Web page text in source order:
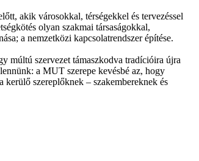
akik városokkal, térségekkel és tervezéssel
olyan szakmai társaságokkal,
a nemzetközi kapcsolatrendszer építése.
múltú szervezet támaszkodva tradícióira újra
a MUT szerepe kevésbé az, hogy
szereplőknek – szakembereknek és